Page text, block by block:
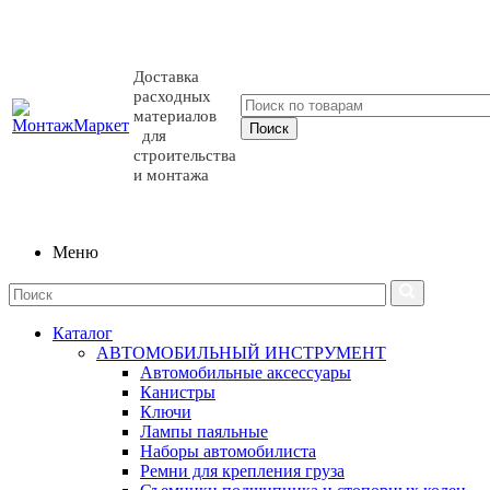
Доставка
расходных
материалов
для
строительства
и монтажа
Меню
Каталог
АВТОМОБИЛЬНЫЙ ИНСТРУМЕНТ
Автомобильные аксессуары
Канистры
Ключи
Лампы паяльные
Наборы автомобилиста
Ремни для крепления груза